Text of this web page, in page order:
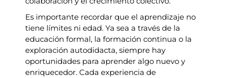
Es importante recordar que el aprendizaje no
tiene límites ni edad. Ya sea a través de la
educación formal, la formación continua o la
exploración autodidacta, siempre hay
oportunidades para aprender algo nuevo y
enriquecedor. Cada experiencia de